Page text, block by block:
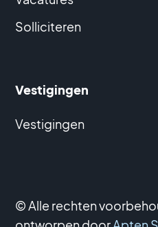
Solliciteren
Vestigingen
Vestigingen
© Alle rechten